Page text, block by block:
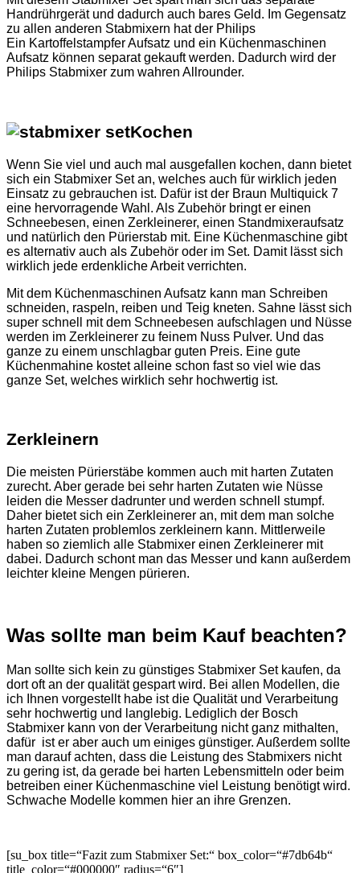
Handrührgerät und dadurch auch bares Geld. Im Gegensatz
zu allen anderen Stabmixern hat der Philips
Ein Kartoffelstampfer Aufsatz und ein Küchenmaschinen
Aufsatz können separat gekauft werden. Dadurch wird der
Philips Stabmixer zum wahren Allrounder.
Kochen
Wenn Sie viel und auch mal ausgefallen kochen, dann bietet
sich ein Stabmixer Set an, welches auch für wirklich jeden
Einsatz zu gebrauchen ist. Dafür ist der Braun Multiquick 7
eine hervorragende Wahl. Als Zubehör bringt er einen
Schneebesen, einen Zerkleinerer, einen Standmixeraufsatz
und natürlich den Pürierstab mit. Eine Küchenmaschine gibt
es alternativ auch als Zubehör oder im Set. Damit lässt sich
wirklich jede erdenkliche Arbeit verrichten.
Mit dem Küchenmaschinen Aufsatz kann man Schreiben
schneiden, raspeln, reiben und Teig kneten. Sahne lässt sich
super schnell mit dem Schneebesen aufschlagen und Nüsse
werden im Zerkleinerer zu feinem Nuss Pulver. Und das
ganze zu einem unschlagbar guten Preis. Eine gute
Küchenmahine kostet alleine schon fast so viel wie das
ganze Set, welches wirklich sehr hochwertig ist.
Zerkleinern
Die meisten Pürierstäbe kommen auch mit harten Zutaten
zurecht. Aber gerade bei sehr harten Zutaten wie Nüsse
leiden die Messer dadrunter und werden schnell stumpf.
Daher bietet sich ein Zerkleinerer an, mit dem man solche
harten Zutaten problemlos zerkleinern kann. Mittlerweile
haben so ziemlich alle Stabmixer einen Zerkleinerer mit
dabei. Dadurch schont man das Messer und kann außerdem
leichter kleine Mengen pürieren.
Was sollte man beim Kauf beachten?
Man sollte sich kein zu günstiges Stabmixer Set kaufen, da
dort oft an der qualität gespart wird. Bei allen Modellen, die
ich Ihnen vorgestellt habe ist die Qualität und Verarbeitung
sehr hochwertig und langlebig. Lediglich der Bosch
Stabmixer kann von der Verarbeitung nicht ganz mithalten,
dafür ist er aber auch um einiges günstiger. Außerdem sollte
man darauf achten, dass die Leistung des Stabmixers nicht
zu gering ist, da gerade bei harten Lebensmitteln oder beim
betreiben einer Küchenmaschine viel Leistung benötigt wird.
Schwache Modelle kommen hier an ihre Grenzen.
[su_box title=“Fazit zum Stabmixer Set:“ box_color=“#7db64b“
title_color=“#000000″ radius=“6″]